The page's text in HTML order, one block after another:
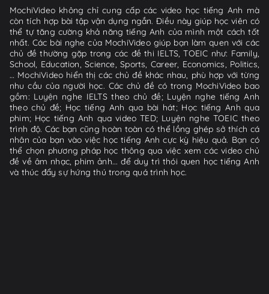
MochiVideo không chỉ cung cấp các video học tiếng Anh mà
còn tích hợp bài tập vận dụng ngắn. Điều này giúp học viên có
thể tự tăng cường khả năng tiếng Anh của mình một cách tốt
nhất. Các bài nghe của MochiVideo giúp bạn làm quen với các
chủ đề thường gặp trong các đề thi IELTS, TOEIC như: Family,
School, Education, Science, Sports, Career, Economics, Politics,
… MochiVideo hiển thị các chủ đề khác nhau, phù hợp với từng
nhu cầu của người học. Các chủ đề có trong MochiVideo bao
gồm: Luyện nghe IELTS theo chủ đề; Luyện nghe tiếng Anh
theo chủ đề; Học tiếng Anh qua bài hát; Học tiếng Anh qua
phim; Học tiếng Anh qua video TED; Luyện nghe TOEIC theo
trình độ. Các bạn cũng hoàn toàn có thể lồng ghép sở thích cá
nhân của bạn vào việc học tiếng Anh cực kỳ hiệu quả. Bạn có
thể chọn phương pháp học thông qua việc xem các video chủ
đề về âm nhạc, phim ảnh... để duy trì thói quen học tiếng Anh
và thúc đẩy sự hứng thú trong quá trình học.